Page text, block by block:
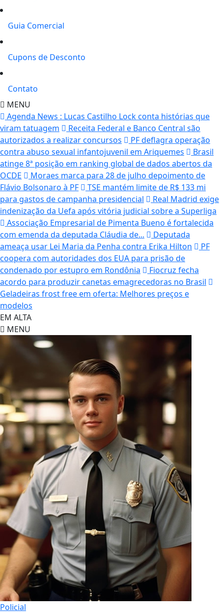
Guia Comercial
Cupons de Desconto
Contato
MENU
Agenda News : Lucas Castilho Lock conta histórias que
viram tatuagem
Receita Federal e Banco Central são
autorizados a realizar concursos
PF deflagra operação
contra abuso sexual infantojuvenil em Ariquemes
Brasil
atinge 8ª posição em ranking global de dados abertos da
OCDE
Moraes marca para 28 de julho depoimento de
Flávio Bolsonaro à PF
TSE mantém limite de R$ 133 mi
para gastos de campanha presidencial
Real Madrid exige
indenização da Uefa após vitória judicial sobre a Superliga
Associação Empresarial de Pimenta Bueno é fortalecida
com emenda da deputada Cláudia de...
Deputada
ameaça usar Lei Maria da Penha contra Erika Hilton
PF
coopera com autoridades dos EUA para prisão de
condenado por estupro em Rondônia
Fiocruz fecha
acordo para produzir canetas emagrecedoras no Brasil
Geladeiras frost free em oferta: Melhores preços e
modelos
EM ALTA
MENU
Policial